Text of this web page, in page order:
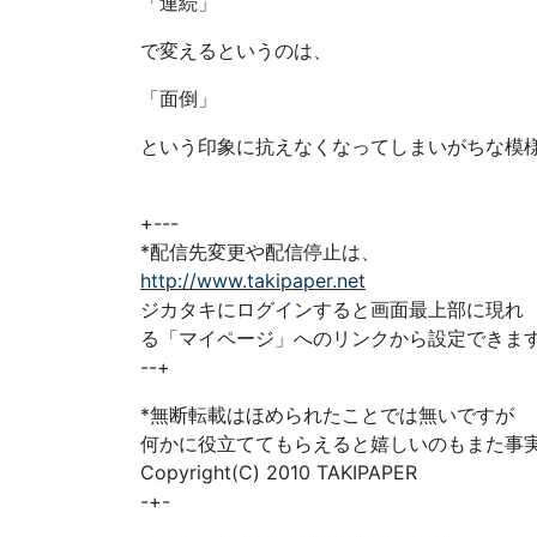
で変えるというのは、
「面倒」
という印象に抗えなくなってしまいがちな模
+---
*配信先変更や配信停止は、
http://www.takipaper.net
ジカタキにログインすると画面最上部に現れ
る「マイページ」へのリンクから設定できま
--+
*無断転載はほめられたことでは無いですが
何かに役立ててもらえると嬉しいのもまた事
Copyright(C) 2010 TAKIPAPER
-+-